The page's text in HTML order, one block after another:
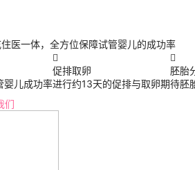
医一体，全方位保障试管婴儿的成功率
婴儿成功率

促排取卵
进行约13天的促排与取卵期

胚胎
待胚
们